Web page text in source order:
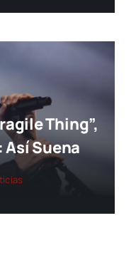
Thing”,
Así Suena